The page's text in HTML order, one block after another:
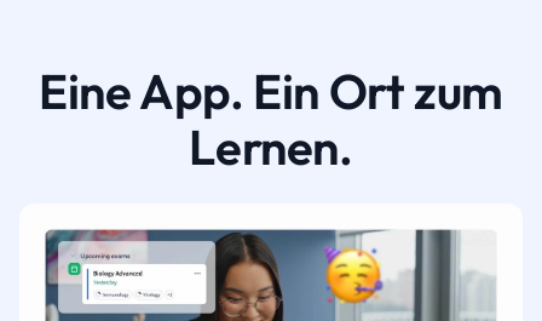
Eine App. Ein Ort zum
Lernen.